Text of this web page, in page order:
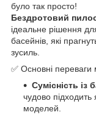
було так просто!
Бездротовий
ідеальне рішення
басейнів, які
зусиль.
✅ Основні переваги
Сумісність
чудово підходить
моделей.